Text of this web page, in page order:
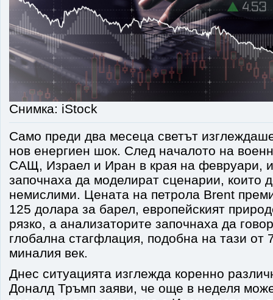
Снимка: iStock
Само преди два месеца светът
нов енергиен шок. След началото на
САЩ, Израел и Иран в края на февруари,
започнаха да моделират сценарии, които
немислими. Цената на петрола Brent
125 долара за барел, европейският
рязко, а анализаторите започнаха да
глобална стагфлация, подобна на тази от
миналия век.
Днес ситуацията изглежда коренно
Доналд Тръмп заяви, че още в неделя